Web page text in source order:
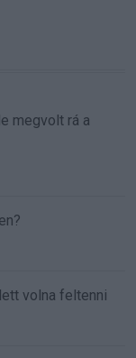
megvolt rá a
volna feltenni